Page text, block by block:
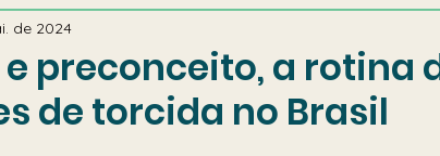
preconceito, a rotina
de torcida no Brasil
de 2024